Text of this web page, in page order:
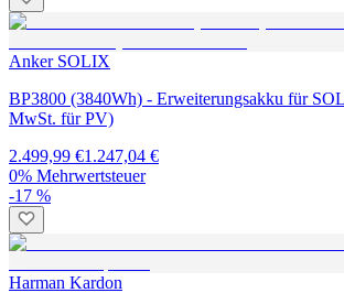
Anker SOLIX
BP3800 (3840Wh) - Erweiterungsakku für
MwSt. für PV)
2.499,99 €1.247,04 €
0% Mehrwertsteuer
-17 %
Harman Kardon